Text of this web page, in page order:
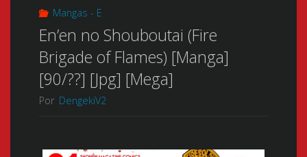
Mangas - E
En’en no Shouboutai (Fire
Brigade of Flames) [Manga]
[90/??] [Jpg] [Mega]
Por DengekiV2